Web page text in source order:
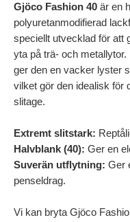
Gjöco Fashion 40 är en
polyuretanmodifierad
speciellt utvecklad för att
yta på trä- och
ger den en vacker lyster
vilket gör den idealisk för
slitage.
Extremt slitstark:
Halvblank (40): Ger en
Suverän utflytning: Ger
penseldrag.
Vi kan bryta Gjöco